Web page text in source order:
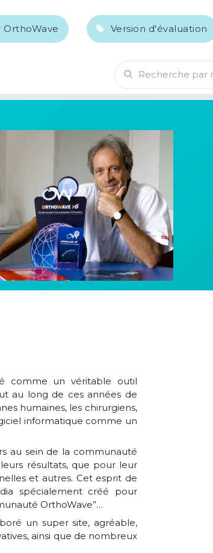
Version d'évaluation
Recherche par
comme un véritable outil
au long de ces années de
humaines, les chirurgiens,
informatique comme un
au sein de la communauté
résultats, que pour leur
et autres. Cet esprit de
spécialement créé pour
OrthoWave”…
un super site, agréable,
ainsi que de nombreux